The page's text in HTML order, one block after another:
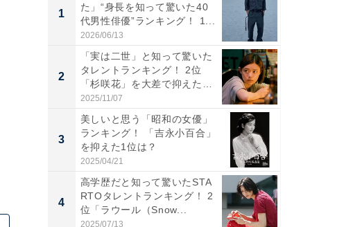
1
た」“身長を知って驚いた40
代男性俳優”ランキング！ 1...
2026/06/13
2
「実は二世」と知って驚いた
タレントランキング！ 2位
「杉咲花」を大差で抑えた1
位...
2025/11/07
3
美しいと思う「昭和の女優」
ランキング！ 「吉永小百合」
を抑えた1位は？
2025/04/21
4
高学歴だと知って驚いたSTA
RTOタレントランキング！ 2
位「ラウール（Snow...
2025/07/13